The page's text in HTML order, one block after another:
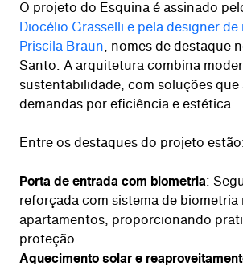
O projeto do Esquina é assinado
Diocélio Grasselli e pela designer
Priscila Braun , nomes de destaque
Santo. A arquitetura combina
sustentabilidade, com soluções que
demandas por eficiência e estética.
Entre os destaques do projeto
Porta de entrada com biometria:
reforçada com sistema de biometria
apartamentos, proporcionando
proteção
Aquecimento solar e